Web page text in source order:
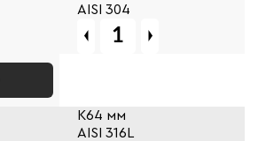
AISI 304
К64 мм
AISI 316L